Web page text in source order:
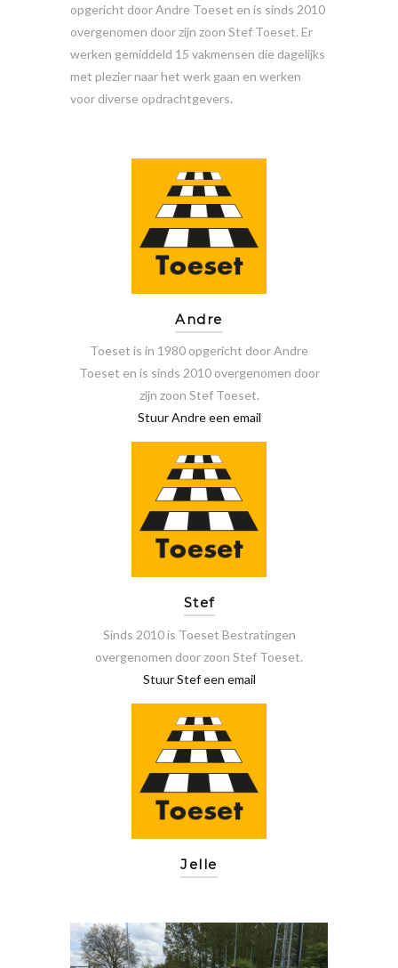
opgericht door Andre Toeset en is sinds 2010
overgenomen door zijn zoon Stef Toeset. Er
werken gemiddeld 15 vakmensen die dagelijks
met plezier naar het werk gaan en werken
voor diverse opdrachtgevers.
Andre
Toeset is in 1980 opgericht door Andre
Toeset en is sinds 2010 overgenomen door
zijn zoon Stef Toeset.
Stuur Andre een email
Stef
Sinds 2010 is Toeset Bestratingen
overgenomen door zoon Stef Toeset.
Stuur Stef een email
Jelle